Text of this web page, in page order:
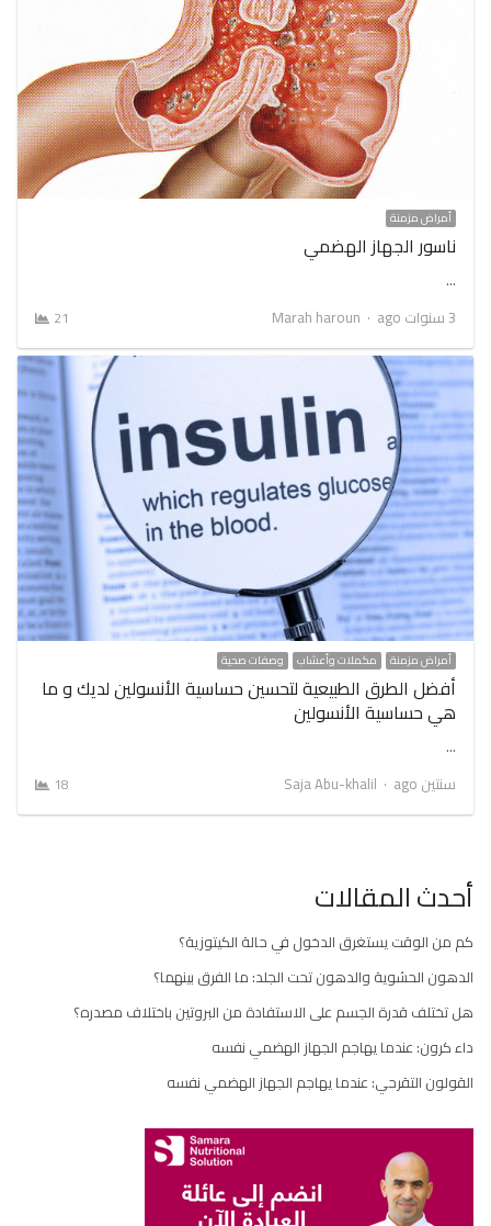
أمراض مزمنة
ناسور الجهاز الهضمي
…
3 سنوات ago
Author
Marah haroun
21
أمراض مزمنة مكملات وأعشاب وصفات صحية
أفضل الطرق الطبيعية لتحسين حساسية الأنسولين لديك و ما
هي حساسية الأنسولين
…
سنتين ago
Author
Saja Abu-khalil
18
أحدث المقالات
كم من الوقت يستغرق الدخول في حالة الكيتوزية؟
الدهون الحشوية والدهون تحت الجلد: ما الفرق بينهما؟
هل تختلف قدرة الجسم على الاستفادة من البروتين باختلاف مصدره؟
داء كرون: عندما يهاجم الجهاز الهضمي نفسه
القولون التقرحي: عندما يهاجم الجهاز الهضمي نفسه